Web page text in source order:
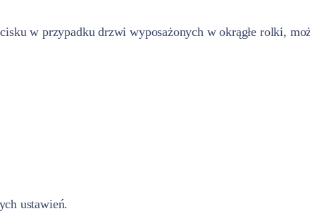
w przypadku drzwi wyposażonych w okrągłe rolki,
ustawień.